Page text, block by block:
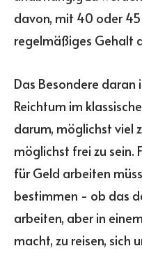
davon, mit 40 oder
regelmäßiges Gehalt
Das Besondere daran
Reichtum im
darum, möglichst viel
möglichst frei zu sein.
für Geld arbeiten
bestimmen - ob das
arbeiten, aber in
macht, zu reisen, sich